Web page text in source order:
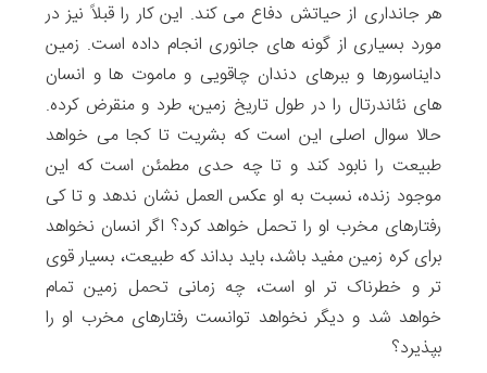
هر جانداری از حیاتش دفاع می کند. این کار را قبلاً نیز در
مورد بسیاری از گونه های جانوری انجام داده است. زمین
دایناسورها و ببرهای دندان چاقویی و ماموت ها و انسان
های نئاندرتال را در طول تاریخ زمین، طرد و منقرض کرده.
حالا سوال اصلی این است که بشریت تا کجا می خواهد
طبیعت را نابود کند و تا چه حدی مطمئن است که این
موجود زنده، نسبت به او عکس العمل نشان ندهد و تا کی
رفتارهای مخرب او را تحمل خواهد کرد؟ اگر انسان نخواهد
برای کره زمین مفید باشد، باید بداند که طبیعت، بسیار قوی
تر و خطرناک تر او است، چه زمانی تحمل زمین تمام
خواهد شد و دیگر نخواهد توانست رفتارهای مخرب او را
بپذیرد؟